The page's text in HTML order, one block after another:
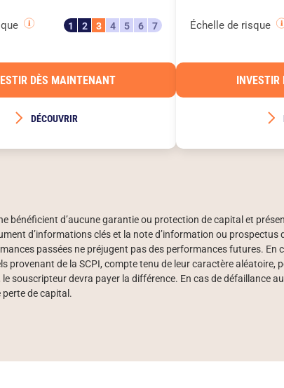
1 2 3 4 5 6 7
DÈS MAINTENANT
DÉCOUVRIR
Échelle de risque
bénéficient d’aucune garantie ou protection de capital et
d’informations clés et la note d’information ou prospectus
passées ne préjugent pas des performances futures. En
de la SCPI, compte tenu de leur caractère aléatoire,
souscripteur devra payer la différence. En cas de défaillance
perte de capital.